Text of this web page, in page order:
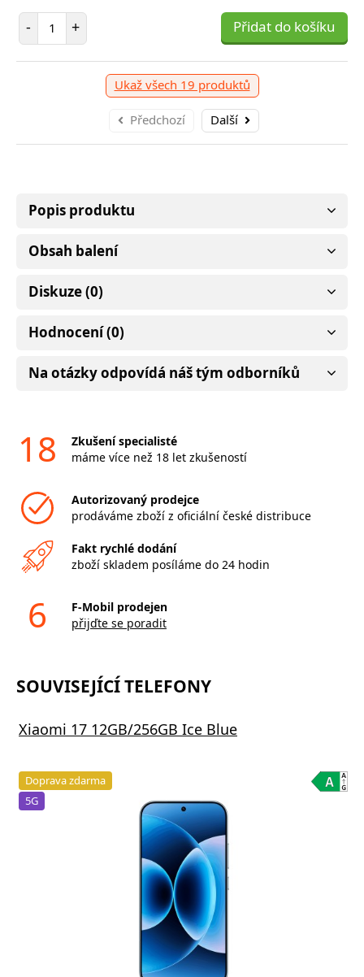
- Počet položek
+ Přidat do košíku
Ukaž všech 19 produktů
Předchozí Další
+ Přidat do košíku -
Popis produktu
Obsah balení
Diskuze (0)
Hodnocení (0)
Na otázky odpovídá náš tým odborníků
18
Zkušení specialisté
máme více než 18 let zkušeností
Autorizovaný prodejce
prodáváme zboží z oficiální české distribuce
Fakt rychlé dodání
zboží skladem posíláme do 24 hodin
6
F-Mobil prodejen
přijďte se poradit
SOUVISEJÍCÍ TELEFONY
Xiaomi 17 12GB/256GB Ice Blue
Doprava zdarma
5G